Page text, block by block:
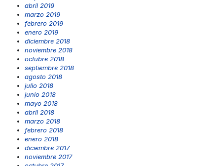
abril 2019
marzo 2019
febrero 2019
enero 2019
diciembre 2018
noviembre 2018
octubre 2018
septiembre 2018
agosto 2018
julio 2018
junio 2018
mayo 2018
abril 2018
marzo 2018
febrero 2018
enero 2018
diciembre 2017
noviembre 2017